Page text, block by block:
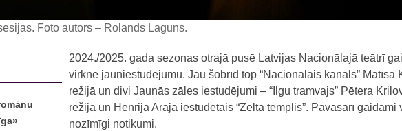
Foto autors – Rolands Laguns.
2024./2025. gada sezonas otrajā pusē Latvijas Nacionālajā teātrī
virkne jauniestudējumu. Jau šobrīd top “Nacionālais kanāls” Matīsa
režijā un divi Jaunās zāles iestudējumi – “Ilgu tramvajs” Pētera
režijā un Henrija Arāja iestudētais “Zelta templis”. Pavasarī gaidāmi
nozīmīgi notikumi.